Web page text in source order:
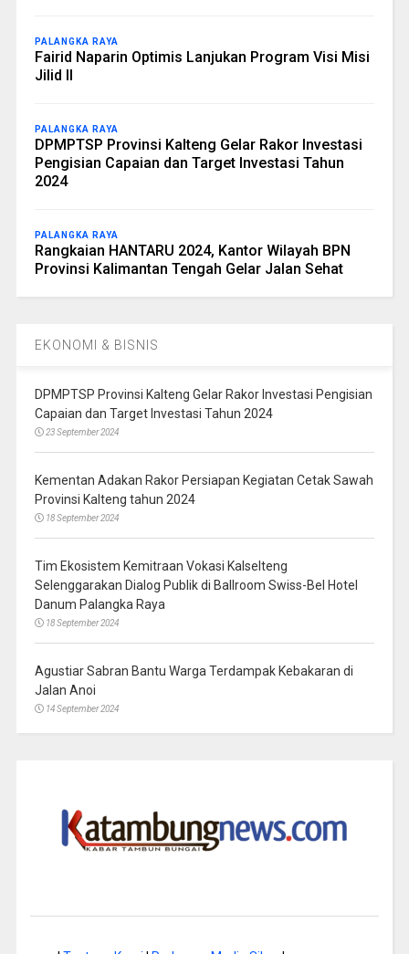
PALANGKA RAYA
Fairid Naparin Optimis Lanjukan Program Visi Misi
Jilid II
PALANGKA RAYA
DPMPTSP Provinsi Kalteng Gelar Rakor Investasi
Pengisian Capaian dan Target Investasi Tahun
2024
PALANGKA RAYA
Rangkaian HANTARU 2024, Kantor Wilayah BPN
Provinsi Kalimantan Tengah Gelar Jalan Sehat
EKONOMI & BISNIS
DPMPTSP Provinsi Kalteng Gelar Rakor Investasi Pengisian
Capaian dan Target Investasi Tahun 2024
23 September 2024
Kementan Adakan Rakor Persiapan Kegiatan Cetak Sawah
Provinsi Kalteng tahun 2024
18 September 2024
Tim Ekosistem Kemitraan Vokasi Kalselteng
Selenggarakan Dialog Publik di Ballroom Swiss-Bel Hotel
Danum Palangka Raya
18 September 2024
Agustiar Sabran Bantu Warga Terdampak Kebakaran di
Jalan Anoi
14 September 2024